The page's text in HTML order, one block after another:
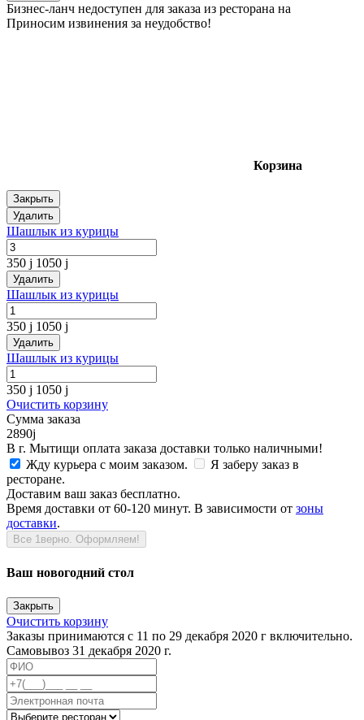
Бизнес-ланч недоступен для заказа из ресторана на
Приносим извинения за неудобство!
Корзина
Закрыть
Удалить
Шашлык из курицы
350 j 1050 j
Удалить
Шашлык из курицы
350 j 1050 j
Удалить
Шашлык из курицы
350 j 1050 j
Очистить корзину
Сумма заказа
2890j
В г. Мытищи оплата заказа доставки только наличными!
Жду курьера с моим заказом.
Я заберу заказ в
ресторане.
Доставим ваш заказ бесплатно.
Время доставки от 60-120 минут. В зависимости от зоны
доставки.
Все 1верно. Оформляем!
Ваш новогодний стол
Закрыть
Очистить корзину
Заказы принимаются с 11 по 29 декабря 2020 г включительно.
Самовывоз 31 декабря 2020 г.